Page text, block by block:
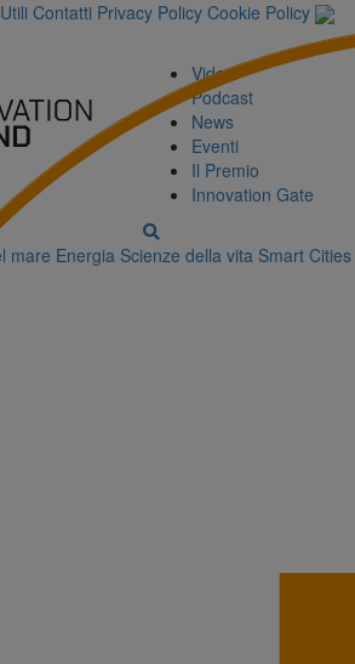
Contatti Privacy Policy Cookie Policy
Video
Podcast
News
Eventi
Il Premio
Innovation Gate
mare Energia Scienze della vita Smart